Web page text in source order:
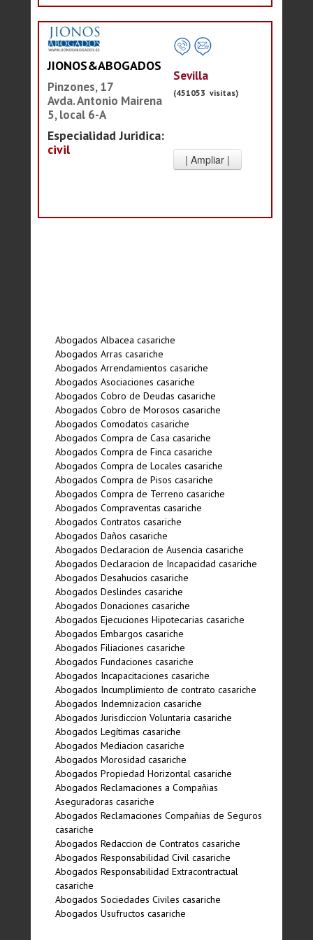
JIONOS&ABOGADOS
Pinzones, 17
Avda. Antonio Mairena
5, local 6-A
Especialidad Juridica:
civil
Sevilla
(451053 visitas)
Abogados Albacea casariche
Abogados Arras casariche
Abogados Arrendamientos casariche
Abogados Asociaciones casariche
Abogados Cobro de Deudas casariche
Abogados Cobro de Morosos casariche
Abogados Comodatos casariche
Abogados Compra de Casa casariche
Abogados Compra de Finca casariche
Abogados Compra de Locales casariche
Abogados Compra de Pisos casariche
Abogados Compra de Terreno casariche
Abogados Compraventas casariche
Abogados Contratos casariche
Abogados Daños casariche
Abogados Declaracion de Ausencia casariche
Abogados Declaracion de Incapacidad casariche
Abogados Desahucios casariche
Abogados Deslindes casariche
Abogados Donaciones casariche
Abogados Ejecuciones Hipotecarias casariche
Abogados Embargos casariche
Abogados Filiaciones casariche
Abogados Fundaciones casariche
Abogados Incapacitaciones casariche
Abogados Incumplimiento de contrato casariche
Abogados Indemnizacion casariche
Abogados Jurisdiccion Voluntaria casariche
Abogados Legí­timas casariche
Abogados Mediacion casariche
Abogados Morosidad casariche
Abogados Propiedad Horizontal casariche
Abogados Reclamaciones a Compañias
Aseguradoras casariche
Abogados Reclamaciones Compañias de Seguros
casariche
Abogados Redaccion de Contratos casariche
Abogados Responsabilidad Civil casariche
Abogados Responsabilidad Extracontractual
casariche
Abogados Sociedades Civiles casariche
Abogados Usufructos casariche